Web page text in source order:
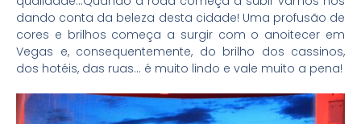
dando conta da beleza desta cidade! Uma profusão de
cores e brilhos começa a surgir com o anoitecer em
Vegas e, consequentemente, do brilho dos cassinos,
dos hotéis, das ruas… é muito lindo e vale muito a pena!